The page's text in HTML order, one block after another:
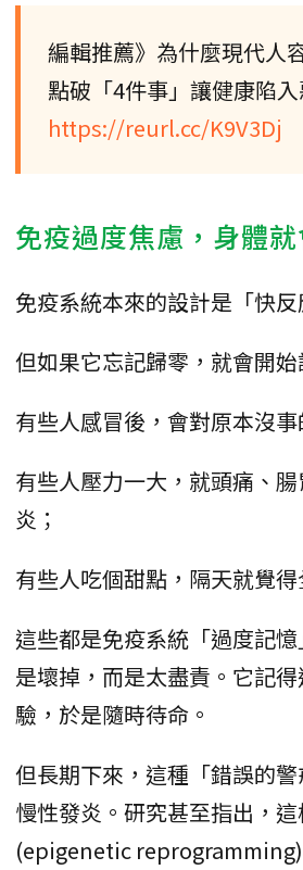
編輯推薦》為什麼現代人
點破「4件事」讓健康陷入
https://reurl.cc/K9V3Dj
免疫過度焦慮，身體
免疫系統本來的設計是「快反
但如果它忘記歸零，就會開始
有些人感冒後，會對原本沒事
有些人壓力一大，就頭痛、
炎；
有些人吃個甜點，隔天就覺得
這些都是免疫系統「過度記
是壞掉，而是太盡責。它記
驗，於是隨時待命。
但長期下來，這種「錯誤的
慢性發炎。研究甚至指出，
(epigenetic reprogramming)